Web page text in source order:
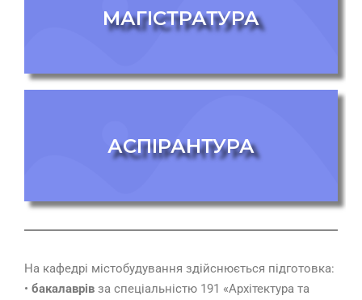
МАГІСТРАТУРА
АСПІРАНТУРА
На кафедрі містобудування здійснюється підготовка:
• бакалаврів за спеціальністю 191 «Архітектура та